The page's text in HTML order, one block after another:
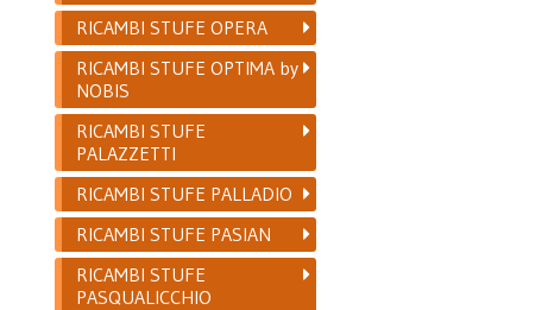
RICAMBI STUFE OPERA
RICAMBI STUFE OPTIMA by
NOBIS
RICAMBI STUFE
PALAZZETTI
RICAMBI STUFE PALLADIO
RICAMBI STUFE PASIAN
RICAMBI STUFE
PASQUALICCHIO